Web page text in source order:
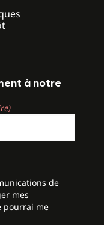
à notre
de
mes
pourrai me